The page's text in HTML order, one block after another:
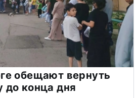
обещают вернуть
до конца дня